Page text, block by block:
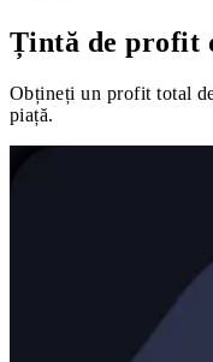
Țintă de profit
Obțineți un profit total
piață.